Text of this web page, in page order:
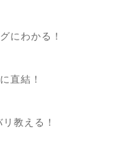
にわかる！
直結！
教える！